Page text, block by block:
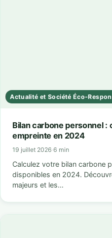
Actualité et Société Éco-
Bilan carbone personnel
empreinte en 2024
19 juillet 2026·6 min
Calculez votre bilan carbone
disponibles en 2024.
majeurs et les…